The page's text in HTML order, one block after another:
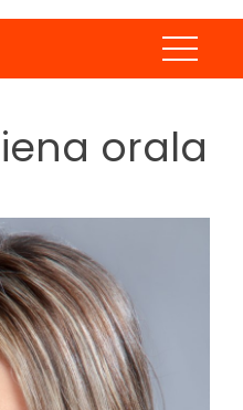
orala